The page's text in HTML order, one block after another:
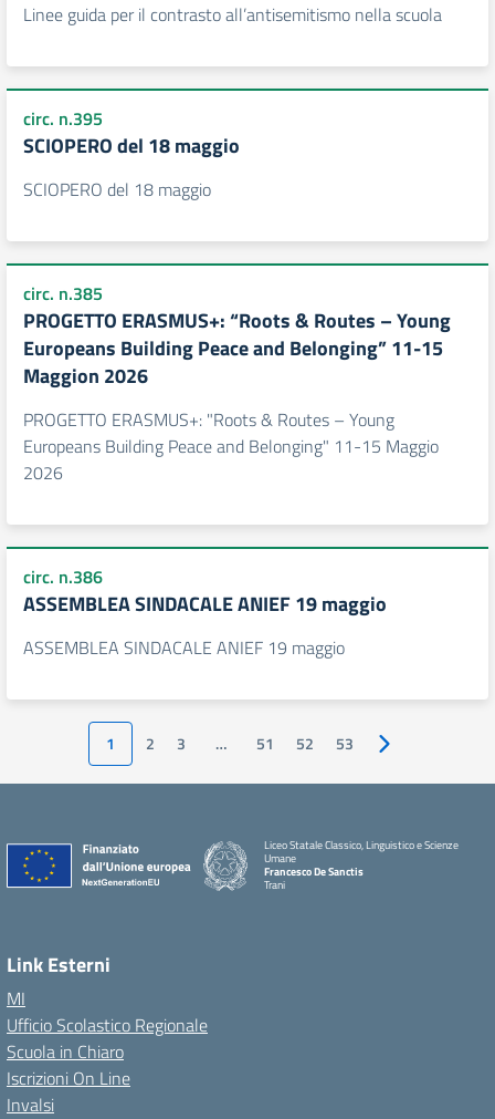
Linee guida per il contrasto all’antisemitismo nella scuola
circ. n.395
SCIOPERO del 18 maggio
SCIOPERO del 18 maggio
circ. n.385
PROGETTO ERASMUS+: “Roots & Routes – Young
Europeans Building Peace and Belonging” 11-15
Maggion 2026
PROGETTO ERASMUS+: "Roots & Routes – Young
Europeans Building Peace and Belonging" 11-15 Maggio
2026
circ. n.386
ASSEMBLEA SINDACALE ANIEF 19 maggio
ASSEMBLEA SINDACALE ANIEF 19 maggio
1 2 3 … 51 52 53 Pagina
Liceo Statale Classico, Linguistico e Scienze
Umane
Francesco De Sanctis
Trani
Link Esterni
MI
Ufficio Scolastico Regionale
Scuola in Chiaro
Iscrizioni On Line
Invalsi